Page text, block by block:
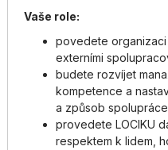
Vaše role:
povedete organizaci
externími
budete rozvíjet
kompetence a
a způsob spolupráce
provedete LOCIKU
respektem k lidem,